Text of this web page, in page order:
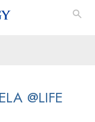
@LIFE